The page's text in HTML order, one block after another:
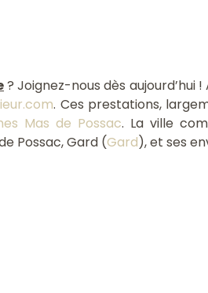
? Joignez-nous dès aujourd’hui
. Ces prestations,
Mas de Possac. La ville
Possac, Gard (Gard), et ses